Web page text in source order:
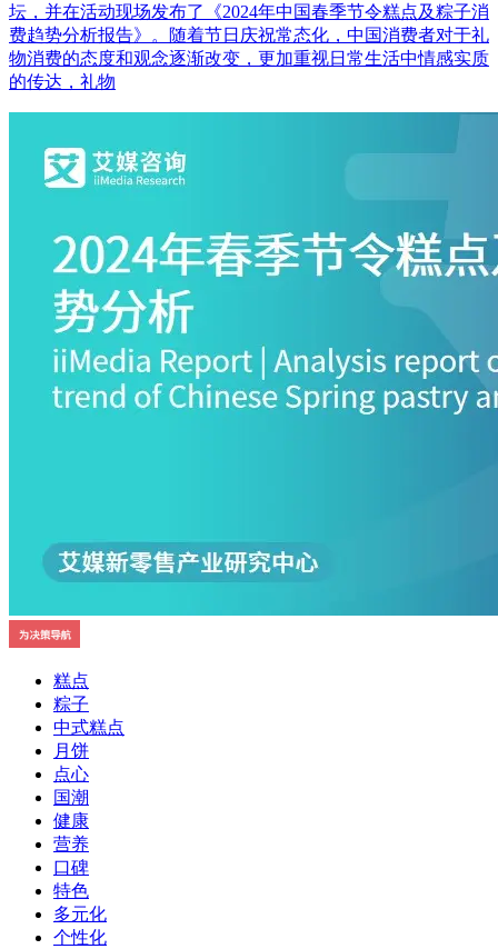
坛，并在活动现场发布了《2024年中国春季节令糕点及粽子消
费趋势分析报告》。随着节日庆祝常态化，中国消费者对于礼
物消费的态度和观念逐渐改变，更加重视日常生活中情感实质
的传达，礼物
糕点
粽子
中式糕点
月饼
点心
国潮
健康
营养
口碑
特色
多元化
个性化